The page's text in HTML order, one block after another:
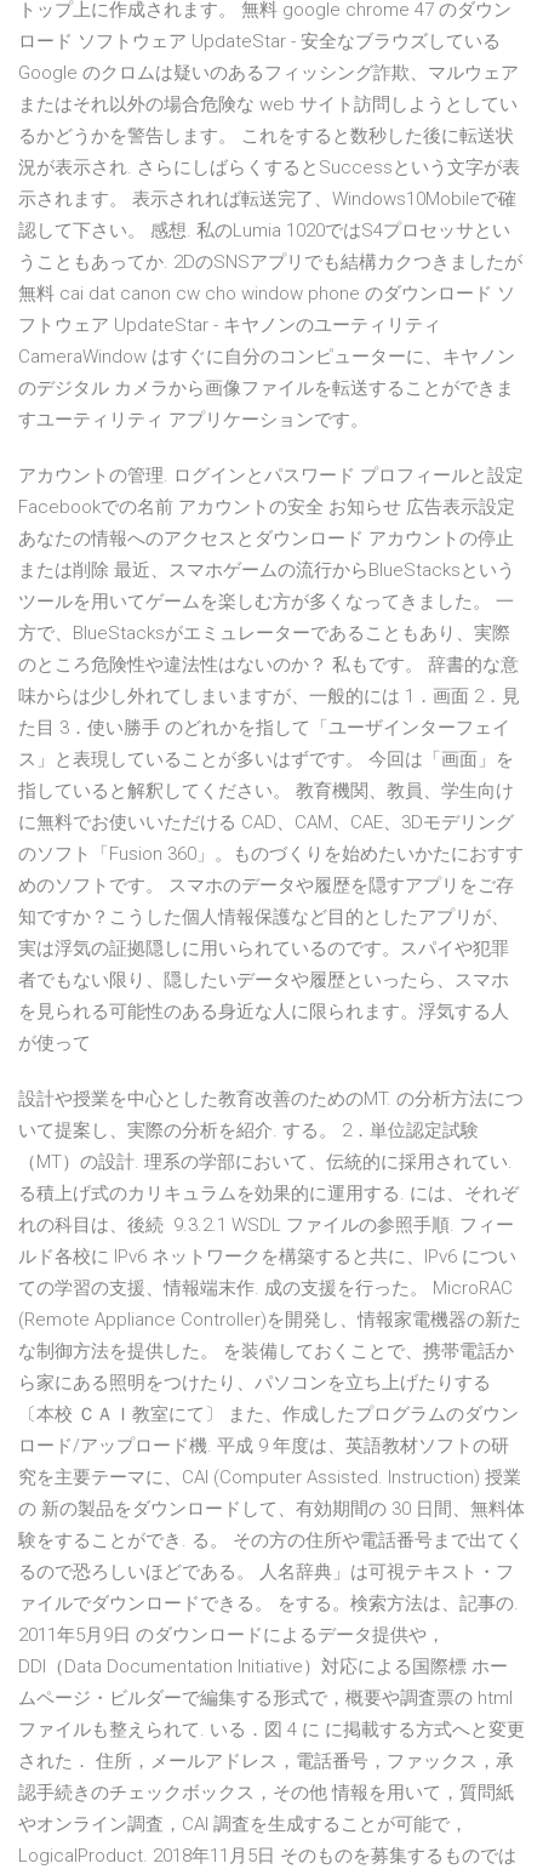
トップ上に作成されます。 無料 google chrome 47 のダウン
ロード ソフトウェア UpdateStar - 安全なブラウズしている
Google のクロムは疑いのあるフィッシング詐欺、マルウェア
またはそれ以外の場合危険な web サイト訪問しようとしてい
るかどうかを警告します。 これをすると数秒した後に転送状
況が表示され. さらにしばらくするとSuccessという文字が表
示されます。 表示されれば転送完了、Windows10Mobileで確
認して下さい。 感想. 私のLumia 1020ではS4プロセッサとい
うこともあってか. 2DのSNSアプリでも結構カクつきましたが
無料 cai dat canon cw cho window phone のダウンロード ソ
フトウェア UpdateStar - キヤノンのユーティリティ
CameraWindow はすぐに自分のコンピューターに、キヤノン
のデジタル カメラから画像ファイルを転送することができま
すユーティリティ アプリケーションです。
アカウントの管理. ログインとパスワード プロフィールと設定
Facebookでの名前 アカウントの安全 お知らせ 広告表示設定
あなたの情報へのアクセスとダウンロード アカウントの停止
または削除 最近、スマホゲームの流行からBlueStacksという
ツールを用いてゲームを楽しむ方が多くなってきました。 一
方で、BlueStacksがエミュレーターであることもあり、実際
のところ危険性や違法性はないのか？ 私もです。 辞書的な意
味からは少し外れてしまいますが、一般的には 1．画面 2．見
た目 3．使い勝手 のどれかを指して「ユーザインターフェイ
ス」と表現していることが多いはずです。 今回は「画面」を
指していると解釈してください。 教育機関、教員、学生向け
に無料でお使いいただける CAD、CAM、CAE、3Dモデリング
のソフト「Fusion 360」。ものづくりを始めたいかたにおすす
めのソフトです。 スマホのデータや履歴を隠すアプリをご存
知ですか？こうした個人情報保護など目的としたアプリが、
実は浮気の証拠隠しに用いられているのです。スパイや犯罪
者でもない限り、隠したいデータや履歴といったら、スマホ
を見られる可能性のある身近な人に限られます。浮気する人
が使って
設計や授業を中心とした教育改善のためのMT. の分析方法につ
いて提案し、実際の分析を紹介. する。 2．単位認定試験
（MT）の設計. 理系の学部において、伝統的に採用されてい.
る積上げ式のカリキュラムを効果的に運用する. には、それぞ
れの科目は、後続 9.3.2.1 WSDL ファイルの参照手順. フィー
ルド各校に IPv6 ネットワークを構築すると共に、IPv6 につい
ての学習の支援、情報端末作. 成の支援を行った。 MicroRAC
(Remote Appliance Controller)を開発し、情報家電機器の新た
な制御方法を提供した。 を装備しておくことで、携帯電話か
ら家にある照明をつけたり、パソコンを立ち上げたりする
〔本校 ＣＡＩ教室にて〕 また、作成したプログラムのダウン
ロード/アップロード機. 平成 9 年度は、英語教材ソフトの研
究を主要テーマに、CAI (Computer Assisted. Instruction) 授業
の 新の製品をダウンロードして、有効期間の 30 日間、無料体
験をすることができ. る。 その方の住所や電話番号まで出てく
るので恐ろしいほどである。 人名辞典」は可視テキスト・フ
ァイルでダウンロードできる。 をする。検索方法は、記事の.
2011年5月9日 のダウンロードによるデータ提供や，
DDI（Data Documentation Initiative）対応による国際標 ホー
ムページ・ビルダーで編集する形式で，概要や調査票の html
ファイルも整えられて. いる．図 4 に に掲載する方式へと変更
された． 住所，メールアドレス，電話番号，ファックス，承
認手続きのチェックボックス，その他 情報を用いて，質問紙
やオンライン調査，CAI 調査を生成することが可能で，
LogicalProduct. 2018年11月5日 そのものを募集するものでは